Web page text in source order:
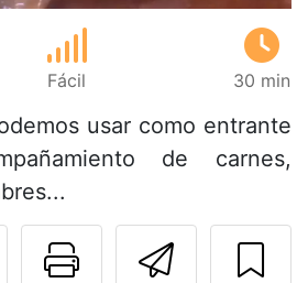
Fácil 30 min
usar como entrante
de carnes,
Imprimir
Preguntar al autor